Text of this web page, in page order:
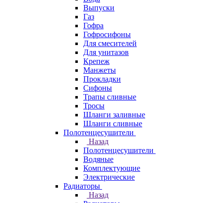
Выпуски
Газ
Гофра
Гофросифоны
Для смесителей
Для унитазов
Крепеж
Манжеты
Прокладки
Сифоны
Трапы сливные
Тросы
Шланги заливные
Шланги сливные
Полотенцесушители
Назад
Полотенцесушители
Водяные
Комплектующие
Электрические
Радиаторы
Назад